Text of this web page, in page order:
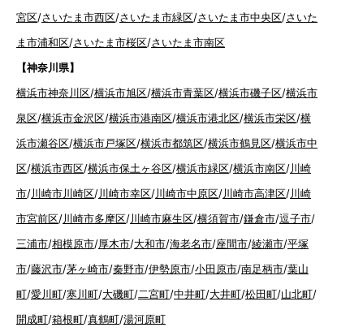
宮区/さいたま市西区/さいたま市緑区/さいたま市中央区/さいた
ま市浦和区/さいたま市桜区/さいたま市南区
【神奈川県】
横浜市神奈川区/横浜市旭区/横浜市青葉区/横浜市磯子区/横浜市
泉区/横浜市金沢区/横浜市港南区/横浜市港北区/横浜市栄区/横
浜市瀬谷区/横浜市戸塚区/横浜市都筑区/横浜市鶴見区/横浜市中
区/横浜市西区/横浜市保土ヶ谷区/横浜市緑区/横浜市南区/川崎
市/川崎市川崎区/川崎市幸区/川崎市中原区/川崎市高津区/川崎
市宮前区/川崎市多摩区/川崎市麻生区/横須賀市/鎌倉市/逗子市/
三浦市/相模原市/厚木市/大和市/海老名市/座間市/綾瀬市/平塚
市/藤沢市/茅ヶ崎市/秦野市/伊勢原市/小田原市/南足柄市/葉山
町/愛川町/寒川町/大磯町/二宮町/中井町/大井町/松田町/山北町/
開成町/箱根町/真鶴町/湯河原町